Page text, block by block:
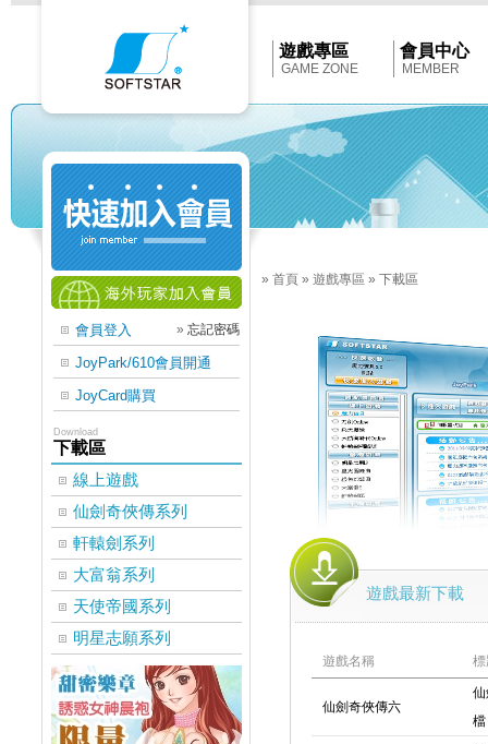
Softstar
遊戲專區
GAME ZONE
會員中心
MEMBER
會員登入 » 忘記密碼
JoyPark/610會員開通
JoyCard購買
Download
下載區
線上遊戲
仙劍奇俠傳系列
軒轅劍系列
大富翁系列
天使帝國系列
明星志願系列
» 首頁 » 遊戲專區 » 下載區
遊戲最新下載
遊戲名稱
仙劍奇俠傳六
檔